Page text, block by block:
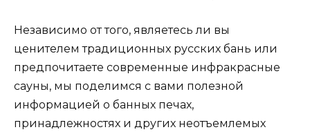
Независимо от того, являетесь ли вы
ценителем традиционных русских бань или
предпочитаете современные инфракрасные
сауны, мы поделимся с вами полезной
информацией о банных печах,
принадлежностях и других неотъемлемых